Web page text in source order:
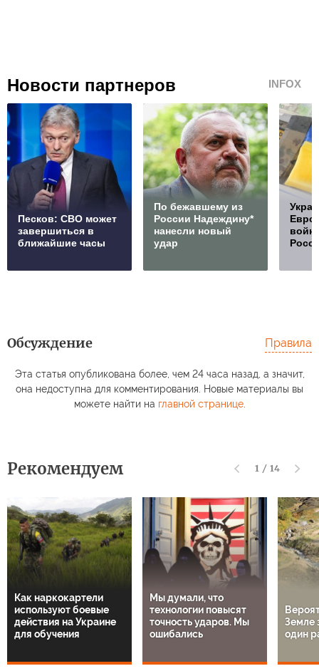
Новости партнеров INFOX
Песков: СВО может
завершиться в
ближайшие часы
По бежавшему из
России Надеждину*
нанесли новый
удар
Обсуждение Правила
Эта статья опубликована более, чем 24 часа назад, а значит,
она недоступна для комментирования. Новые материалы вы
можете найти на главной странице.
Рекомендуем 1 / 14
Как наркокартели
используют боевые
действия на Украине
для обучения
Мы думали, что
технологии повысят
точность ударов. Мы
ошибались
Земле
один